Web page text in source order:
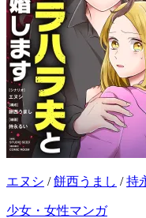
エヌシ /餅西うまし /持
少女・女性マンガ